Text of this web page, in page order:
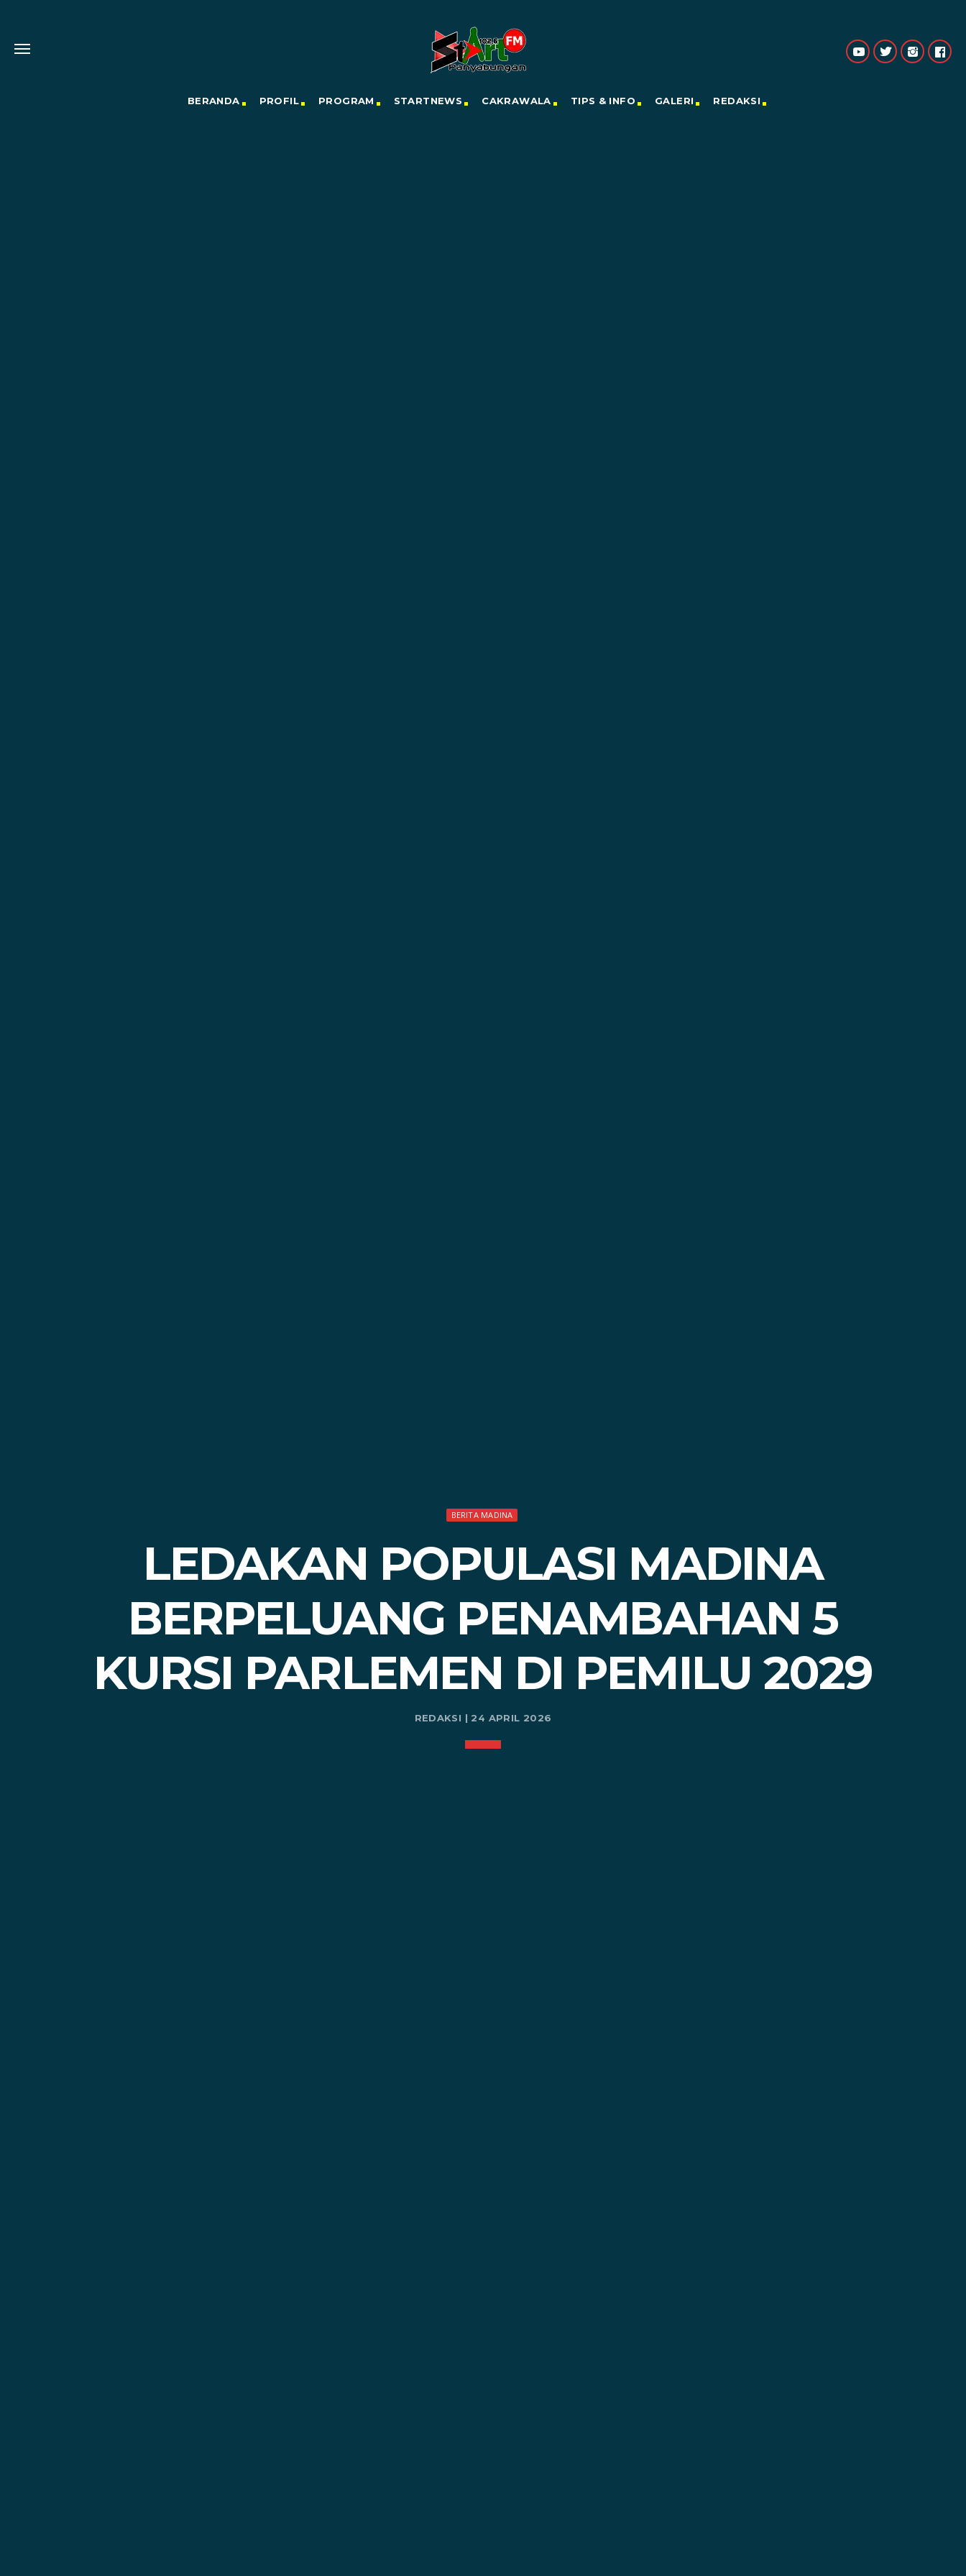
BERANDA PROFIL PROGRAM STARTNEWS CAKRAWALA TIPS & INFO GALERI REDAKSI
BERITA MADINA
LEDAKAN POPULASI MADINA
BERPELUANG PENAMBAHAN 5
KURSI PARLEMEN DI PEMILU 2029
REDAKSI | 24 APRIL 2026